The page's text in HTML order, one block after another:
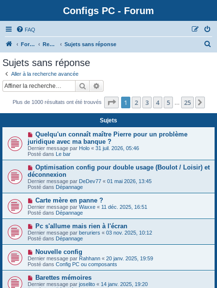
Configs PC - Forum
FAQ
Forum Rechercher Sujets sans réponse
Sujets sans réponse
Aller à la recherche avancée
Rechercher
Plus de 1000 résultats ont été trouvés Page 1sur25
1 2 3 4 5 25
Sujets
N
u
v
e
a
u
m
e
s
a
g
e
Quelqu'un connaît maître Pierre pour un problème
juridique avec ma banque ?
Dernier message par Holo « 31 juil. 2026, 05:46
Posté dans Le bar
N
o
u
v
e
a
u
m
e
s
s
a
g
e
Optimisation config pour double usage (Boulot / Loisir) et
déconnexion
Dernier message par DeDev77 « 01 mai 2026, 13:45
Posté dans Dépannage
N
o
u
v
e
a
u
m
e
s
a
g
e
Carte mère en panne ?
Dernier message par Waxxe « 11 déc. 2025, 16:51
Posté dans Dépannage
N
o
u
v
e
a
u
m
e
s
Pc s'allume mais rien à l'écran
Dernier message par beruriers « 03 nov. 2025, 10:12
Posté dans Dépannage
N
o
u
v
e
a
u
Nouvelle config
Dernier message par Rahhann « 20 janv. 2025, 19:59
Posté dans Config PC ou composants
N
o
Barettes mémoires
Dernier message par joselito « 14 janv. 2025, 19:20